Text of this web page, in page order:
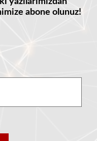
abone olunuz!